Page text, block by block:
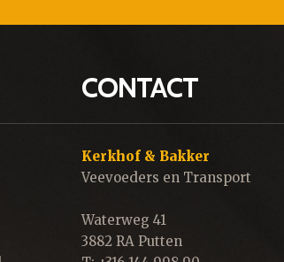
CONTACT
Kerkhof & Bakker
Veevoeders en Transport
Waterweg 41
3882 RA Putten